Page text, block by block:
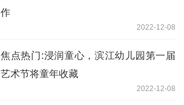
作
2022-12-08
焦点热门:浸润童心，滨江幼儿园第一届
艺术节将童年收藏
2022-12-08